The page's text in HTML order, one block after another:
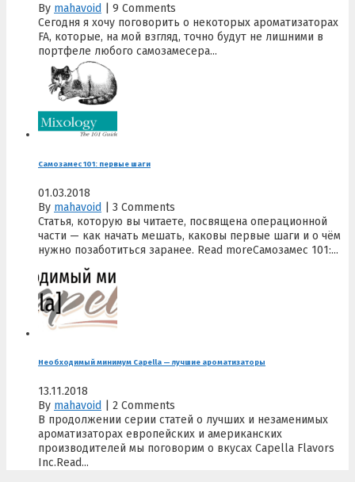
By mahavoid
9 Comments
Сегодня я хочу поговорить о некоторых ароматизаторах
FA, которые, на мой взгляд, точно будут не лишними в
портфеле любого самозамесера...
Самозамес 101: первые шаги
01.03.2018
By mahavoid
3 Comments
Статья, которую вы читаете, посвящена операционной
части — как начать мешать, каковы первые шаги и о чём
нужно позаботиться заранее. Read moreСамозамес 101:...
Необходимый минимум Capella — лучшие ароматизаторы
13.11.2018
By mahavoid
2 Comments
В продолжении серии статей о лучших и незаменимых
ароматизаторах европейских и американских
производителей мы поговорим о вкусах Capella Flavors
Inc.Read...